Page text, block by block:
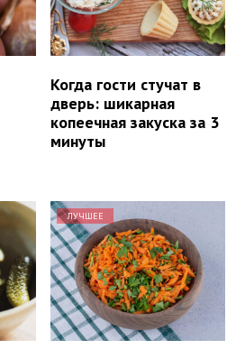
Когда гости стучат в
дверь: шикарная
копеечная закуска за 3
минуты
ЛУЧШЕЕ